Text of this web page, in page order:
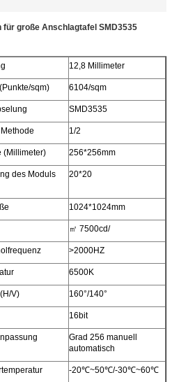
für große Anschlagtafel SMD3535
12,8 Millimeter
sqm) 6104/sqm
SMD3535
1/2
(Millimeter) 256*256mm
des Moduls
20*20
1024*1024mm
㎡ 7500cd/
>2000HZ
6500K
V) 160°/140°
16bit
Grad 256 manuell
automatisch
-20℃~50℃/-30℃~60℃